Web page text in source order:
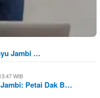
Jambi …
WIB
Petai Dak B…